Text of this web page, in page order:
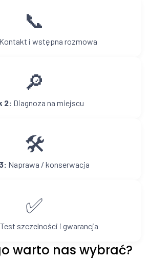
📞
Kontakt i wstępna rozmowa
🔎
2: Diagnoza na miejscu
🛠️
Naprawa / konserwacja
✅
Test szczelności i gwarancja
warto nas wybrać?